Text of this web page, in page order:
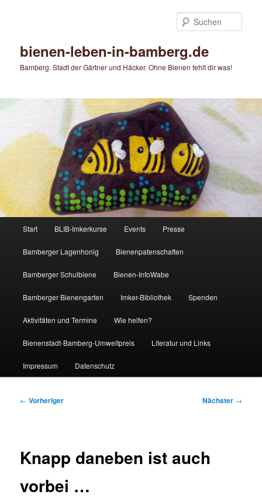
bienen-leben-in-bamberg.de
Bamberg. Stadt der Gärtner und Häcker. Ohne Bienen fehlt dir was!
Start BLIB-Imkerkurse Events Presse
Bamberger Lagenhonig Bienenpatenschaften
Bamberger Schulbiene Bienen-InfoWabe
Bamberger Bienengarten Imker-Bibliothek Spenden
Aktivitäten und Termine Wie helfen?
Bienenstadt-Bamberg-Umweltpreis Literatur und Links
Impressum Datenschutz
Beitragsnavigation
← Vorheriger Nächster →
Knapp daneben ist auch
vorbei …